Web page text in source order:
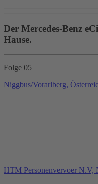
Der Mercedes‑Benz
Hause.
Folge 05
Niggbus/Vorarlberg,
HTM Personenvervoer N.V,